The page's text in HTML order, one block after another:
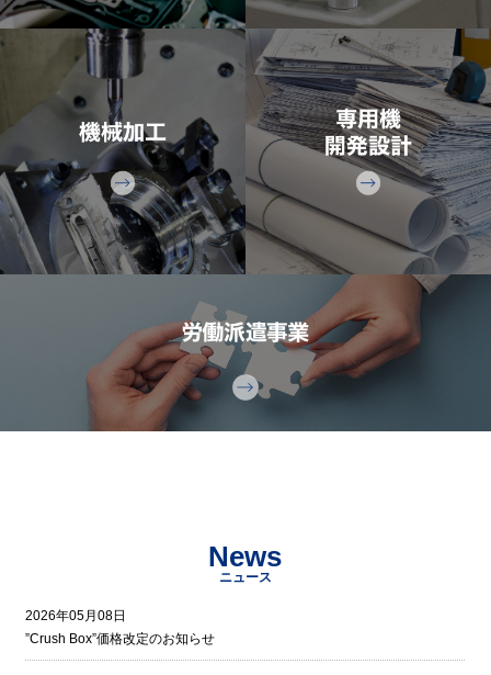
News
ニュース
2026年05月08日
”Crush Box”価格改定のお知らせ